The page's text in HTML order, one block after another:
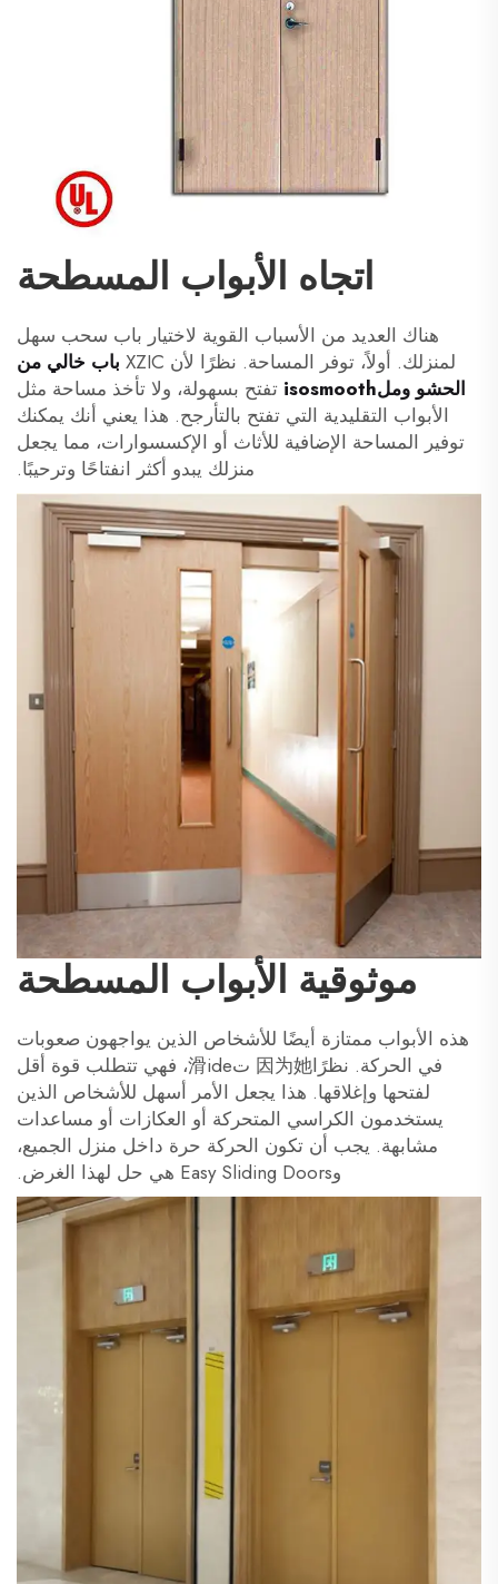
اتجاه الأبواب المسطحة
هناك العديد من الأسباب القوية لاختيار باب سحب سهل
لمنزلك. أولاً، توفر المساحة. نظرًا لأن XZIC
باب خالي من
الحشو وملisosmooth
تفتح بسهولة، ولا تأخذ مساحة مثل
الأبواب التقليدية التي تفتح بالتأرجح. هذا يعني أنك يمكنك
توفير المساحة الإضافية للأثاث أو الإكسسوارات، مما يجعل
منزلك يبدو أكثر انفتاحًا وترحيبًا.
موثوقية الأبواب المسطحة
هذه الأبواب ممتازة أيضًا للأشخاص الذين يواجهون صعوبات
في الحركة. نظرًا因为她 ت滑ide، فهي تتطلب قوة أقل
لفتحها وإغلاقها. هذا يجعل الأمر أسهل للأشخاص الذين
يستخدمون الكراسي المتحركة أو العكازات أو مساعدات
مشابهة. يجب أن تكون الحركة حرة داخل منزل الجميع،
وEasy Sliding Doors هي حل لهذا الغرض.